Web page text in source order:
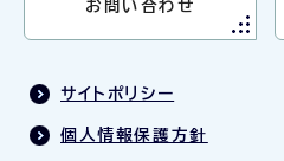
お問い合わせ
サイトポリシー
個人情報保護方針